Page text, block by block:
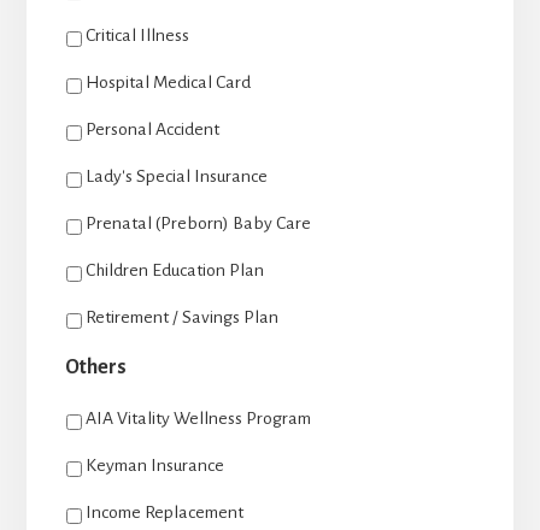
Critical Illness
Hospital Medical Card
Personal Accident
Lady's Special Insurance
Prenatal (Preborn) Baby Care
Children Education Plan
Retirement / Savings Plan
Others
AIA Vitality Wellness Program
Keyman Insurance
Income Replacement